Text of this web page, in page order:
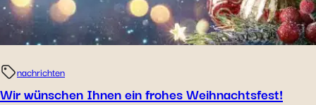
nachrichten
Wir wünschen Ihnen ein frohes Weihnachtsfest!